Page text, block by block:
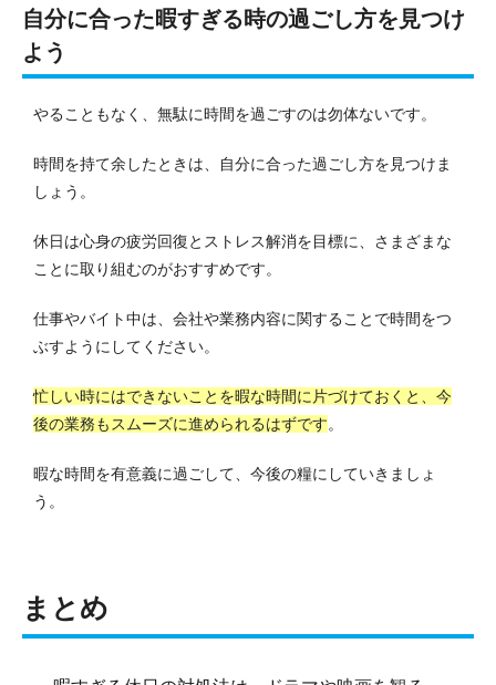
自分に合った暇すぎる時の過ごし方を見つけ
よう
やることもなく、無駄に時間を過ごすのは勿体ないです。
時間を持て余したときは、自分に合った過ごし方を見つけま
しょう。
休日は心身の疲労回復とストレス解消を目標に、さまざまな
ことに取り組むのがおすすめです。
仕事やバイト中は、会社や業務内容に関することで時間をつ
ぶすようにしてください。
忙しい時にはできないことを暇な時間に片づけておくと、今
後の業務もスムーズに進められるはずです。
暇な時間を有意義に過ごして、今後の糧にしていきましょ
う。
まとめ